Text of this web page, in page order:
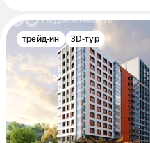
трейд-ин 3D-тур